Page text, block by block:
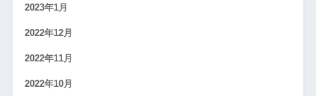
2023年1月
2022年12月
2022年11月
2022年10月